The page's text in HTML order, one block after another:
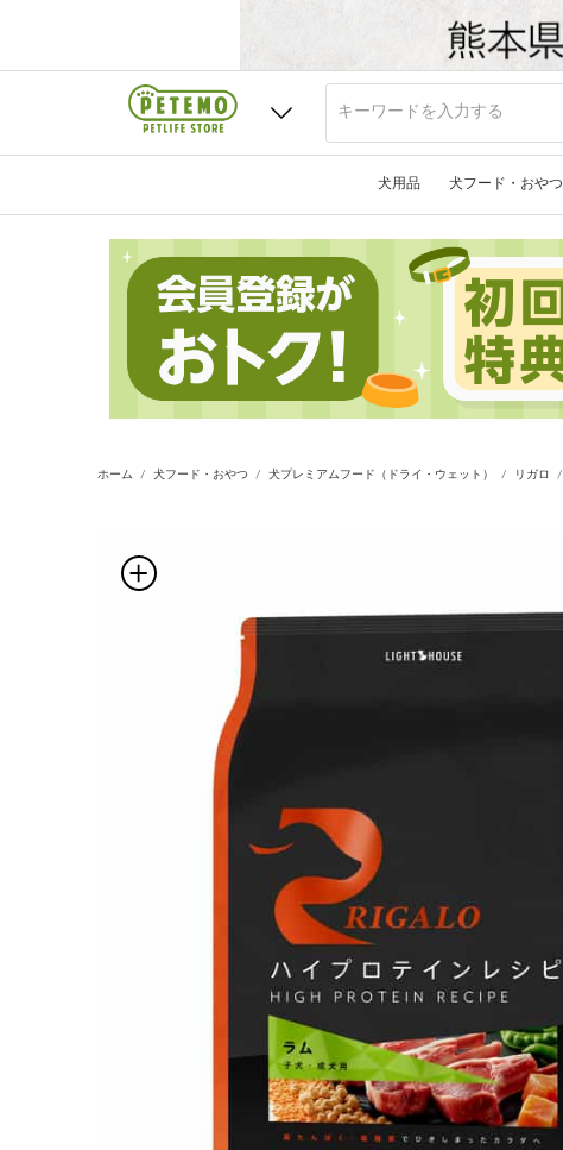
犬用品 犬フード・おやつ
ホーム 犬フード・おやつ 犬プレミアムフード（ドライ・ウェット） リガロ